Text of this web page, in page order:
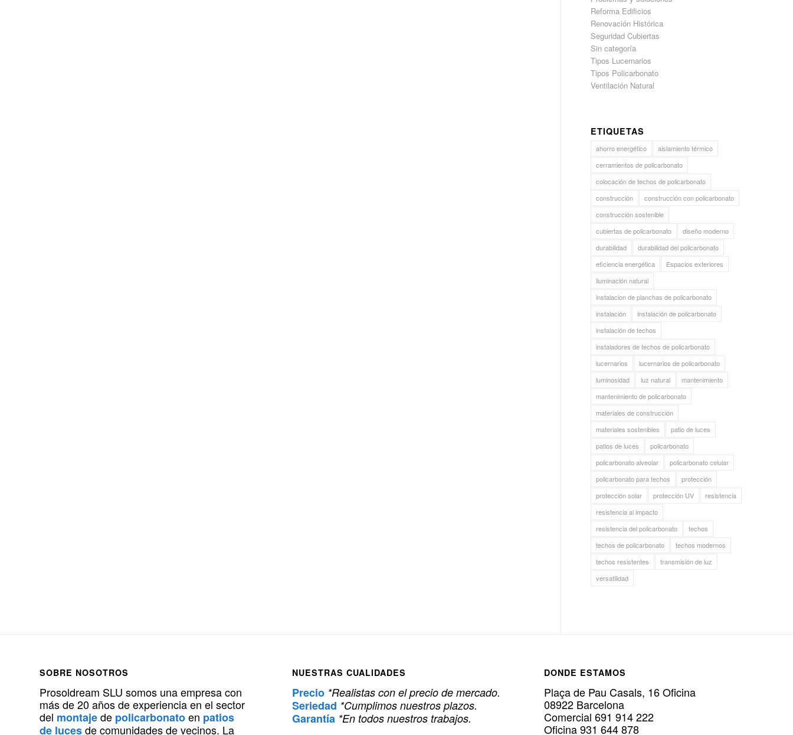
Reforma Edificios
Renovación Histórica
Seguridad Cubiertas
Sin categoría
Tipos Lucernarios
Tipos Policarbonato
Ventilación Natural
ETIQUETAS
ahorro energético
aislamiento térmico
cerramientos de policarbonato
colocación de techos de policarbonato
construcción
construcción con policarbonato
construcción sostenible
cubiertas de policarbonato
diseño moderno
durabilidad
durabilidad del policarbonato
eficiencia energética
Espacios exteriores
iluminación natural
instalacion de planchas de policarbonato
instalación
instalación de policarbonato
instalación de techos
instaladores de techos de policarbonato
lucernarios
lucernarios de policarbonato
luminosidad
luz natural
mantenimiento
mantenimiento de policarbonato
materiales de construcción
materiales sostenibles
patio de luces
patios de luces
policarbonato
policarbonato alveolar
policarbonato celular
policarbonato para techos
protección
protección solar
protección UV
resistencia
resistencia al impacto
resistencia del policarbonato
techos
techos de policarbonato
techos modernos
techos resistentes
transmisión de luz
versatilidad
SOBRE NOSOTROS
Prosoldream SLU somos una empresa con
más de 20 años de experiencia en el sector
del montajede policarbonatoen patios
de lucesde comunidades de vecinos. La
NUESTRAS CUALIDADES
Precio *Realistas con el precio de mercado.
Seriedad *Cumplimos nuestros plazos.
Garantía *En todos nuestros trabajos.
DONDE ESTAMOS
Plaça de Pau Casals, 16 Oficina
08922 Barcelona
Comercial 691 914 222
Oficina 931 644 878